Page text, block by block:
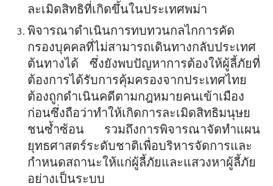
ละเมิดสิทธิที่เกิดขึ้นในประเทศพม่า
พิจารณาดำเนินการทบทวนกลไกการคัด
กรองบุคคลที่ไม่สามารถเดินทางกลับประเทศ
ต้นทางได้ ซึ่งยังพบปัญหาการต้องให้ผู้ลี้ภัยที่
ต้องการได้รับการคุ้มครองจากประเทศไทย
ต้องถูกดำเนินคดีตามกฎหมายคนเข้าเมือง
ก่อนซึ่งถือว่าทำให้เกิดการละเมิดสิทธิมนุษย
ชนซ้ำซ้อน รวมถึงการพิจารณาจัดทำแผน
ยุทธศาสตร์ระดับชาติเพื่อบริหารจัดการและ
กำหนดสถานะให้แก่ผู้ลี้ภัยและแสวงหาผู้ลี้ภัย
อย่างเป็นระบบ